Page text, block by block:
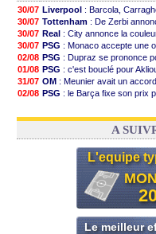
30/07 Liverpool : Barcola,
30/07 Tottenham : De Zerbi
30/07 Real : City annonce la
30/07 PSG : Monaco accepte une
02/08 PSG : Dupraz se prononce
01/08 PSG : c'est bouclé pour
31/07 OM : Meunier avait un
02/08 PSG : le Barça fixe son prix
01/08 Barça: Torres souhaite
A
L'equipe
Le meilleur